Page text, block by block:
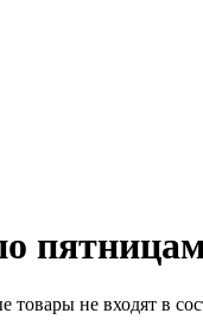
не входят в